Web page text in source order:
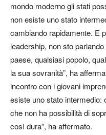
mondo moderno gli stati
non esiste uno stato
cambiando rapidamente. E
leadership, non sto
paese, qualsiasi popolo,
la sua sovranità”, ha
incontro con i giovani
esiste uno stato intermedio:
che non ha possibilità di
così dura”, ha affermato.